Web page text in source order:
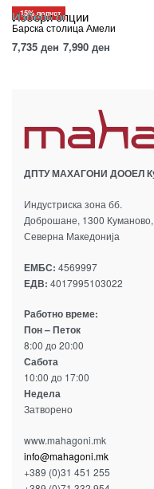
-15% попуст
Избери опции
Барска столица Амели
7,735 ден 7,990 ден
ДПТУ МАХАГОНИ ДООЕЛ
Индустриска зона бб.
Доброшане, 1300 Куманово,
Северна Македонија
ЕМБС: 4569997
ЕДВ: 4017995103022
Работно време:
Пон – Петок
8:00 до 20:00
Сабота
10:00 до 17:00
Недела
Затворено
www.mahagoni.mk
info@mahagoni.mk
+389 (0)31 451 255